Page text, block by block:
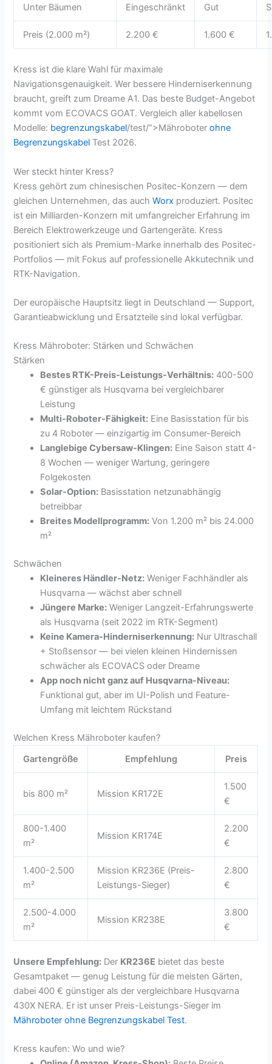
Unter Bäumen Eingeschränkt Gut
Preis (2.000 m²) 2.200 € 1.600 €
Kress ist die klare Wahl für maximale
Navigationsgenauigkeit. Wer bessere Hinderniserkennung
braucht, greift zum Dreame A1. Das beste Budget-Angebot
kommt vom ECOVACS GOAT. Vergleich aller kabellosen
Modelle: begrenzungskabel/test/“>Mähroboterohne
Begrenzungskabel Test 2026.
Wer steckt hinter Kress?
Kress gehört zum chinesischen Positec-Konzern — dem
gleichen Unternehmen, das auchWorx produziert. Positec
ist ein Milliarden-Konzern mit umfangreicher Erfahrung im
Bereich Elektrowerkzeuge und Gartengeräte. Kress
positioniert sich als Premium-Marke innerhalb des Positec-
Portfolios — mit Fokus auf professionelle Akkutechnik und
RTK-Navigation.
Der europäische Hauptsitz liegt in Deutschland — Support,
Garantieabwicklung und Ersatzteile sind lokal verfügbar.
Kress Mähroboter: Stärken und Schwächen
Stärken
Bestes RTK-Preis-Leistungs-Verhältnis: 400-500
€ günstiger als Husqvarna bei vergleichbarer
Leistung
Multi-Roboter-Fähigkeit: Eine Basisstation für bis
zu 4 Roboter — einzigartig im Consumer-Bereich
Langlebige Cybersaw-Klingen: Eine Saison statt 4-
8 Wochen — weniger Wartung, geringere
Folgekosten
Solar-Option: Basisstation netzunabhängig
betreibbar
Breites Modellprogramm: Von 1.200 m² bis 24.000
m²
Schwächen
Kleineres Händler-Netz: Weniger Fachhändler als
Husqvarna — wächst aber schnell
Jüngere Marke: Weniger Langzeit-Erfahrungswerte
als Husqvarna (seit 2022 im RTK-Segment)
Keine Kamera-Hinderniserkennung: Nur Ultraschall
+ Stoßsensor — bei vielen kleinen Hindernissen
schwächer als ECOVACS oder Dreame
App noch nicht ganz auf Husqvarna-Niveau:
Funktional gut, aber im UI-Polish und Feature-
Umfang mit leichtem Rückstand
Welchen Kress Mähroboter kaufen?
Gartengröße
Empfehlung Preis
bis 800 m² Mission KR172E
1.500
€
800-1.400
m²
Mission KR174E
2.200
€
1.400-2.500
m²
Mission KR236E (Preis-
Leistungs-Sieger)
2.800
€
2.500-4.000
m²
Mission KR238E
3.800
€
Unsere Empfehlung: Der KR236E bietet das beste
Gesamtpaket — genug Leistung für die meisten Gärten,
dabei 400 € günstiger als der vergleichbare Husqvarna
430X NERA. Er ist unser Preis-Leistungs-Sieger im
Mähroboter ohne Begrenzungskabel Test.
Kress kaufen: Wo und wie?